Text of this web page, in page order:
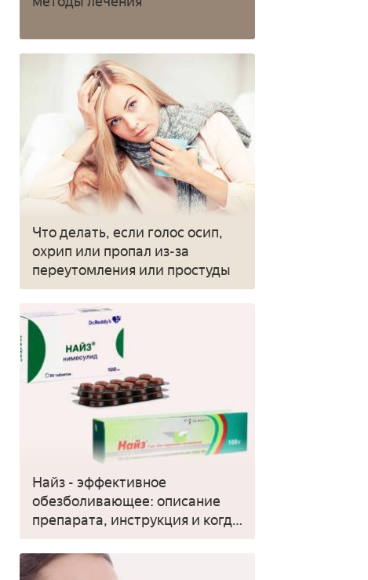
Что делать, если голос осип,
охрип или пропал из-за
переутомления или простуды
Найз - эффективное
обезболивающее: описание
препарата, инструкция и когда
применять